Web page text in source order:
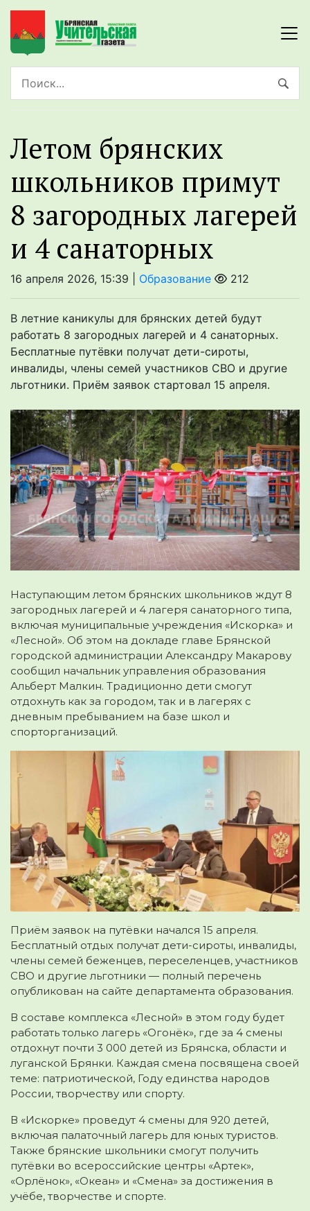
Летом брянских
школьников примут
8 загородных лагерей
и 4 санаторных
16 апреля 2026, 15:39 | Образование 212
В летние каникулы для брянских детей будут
работать 8 загородных лагерей и 4 санаторных.
Бесплатные путёвки получат дети-сироты,
инвалиды, члены семей участников СВО и другие
льготники. Приём заявок стартовал 15 апреля.
Наступающим летом брянских школьников ждут 8
загородных лагерей и 4 лагеря санаторного типа,
включая муниципальные учреждения «Искорка» и
«Лесной». Об этом на докладе главе Брянской
городской администрации Александру Макарову
сообщил начальник управления образования
Альберт Малкин. Традиционно дети смогут
отдохнуть как за городом, так и в лагерях с
дневным пребыванием на базе школ и
спорторганизаций.
Приём заявок на путёвки начался 15 апреля.
Бесплатный отдых получат дети-сироты, инвалиды,
члены семей беженцев, переселенцев, участников
СВО и другие льготники — полный перечень
опубликован на сайте департамента образования.
В составе комплекса «Лесной» в этом году будет
работать только лагерь «Огонёк», где за 4 смены
отдохнут почти 3 000 детей из Брянска, области и
луганской Брянки. Каждая смена посвящена своей
теме: патриотической, Году единства народов
России, творчеству или спорту.
В «Искорке» проведут 4 смены для 920 детей,
включая палаточный лагерь для юных туристов.
Также брянские школьники смогут получить
путёвки во всероссийские центры «Артек»,
«Орлёнок», «Океан» и «Смена» за достижения в
учёбе, творчестве и спорте.